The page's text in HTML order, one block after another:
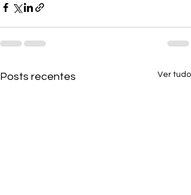
Posts recentes Ver tudo